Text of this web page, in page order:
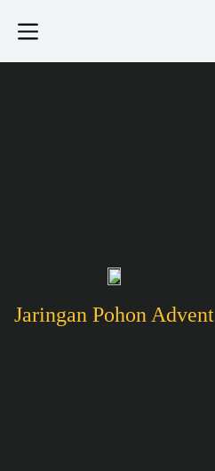
content
Jaringan Pohon Advent